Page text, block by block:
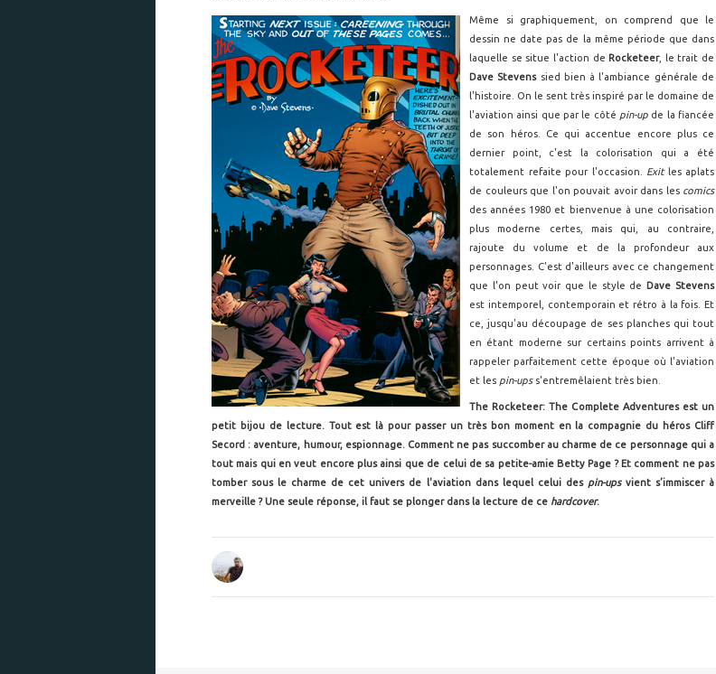
Même si graphiquement, on comprend que le
dessin ne date pas de la même période que dans
laquelle se situe l'action de Rocketeer, le trait de
Dave Stevenssied bien à l'ambiance générale de
l'histoire. On le sent très inspiré par le domaine de
l'aviation ainsi que par le côté pin-up de la fiancée
de son héros. Ce qui accentue encore plus ce
dernier point, c'est la colorisation qui a été
totalement refaite pour l'occasion. Exitles aplats
de couleurs que l'on pouvait avoir dans les comics
des années 1980 et bienvenue à une colorisation
plus moderne certes, mais qui, au contraire,
rajoute du volume et de la profondeur aux
personnages. C'est d'ailleurs avec ce changement
que l'on peut voir que le style de Dave Stevens
est intemporel, contemporain et rétro à la fois. Et
ce, jusqu'au découpage de ses planches qui tout
en étant moderne sur certains points arrivent à
rappeler parfaitement cette époque où l'aviation
et les pin-upss'entremêlaient très bien.
The Rocketeer: The Complete Adventures est un
petit bijou de lecture. Tout est là pour passer un très bon moment en la compagnie du héros Cliff
Secord : aventure, humour, espionnage. Comment ne pas succomber au charme de ce personnage qui a
tout mais qui en veut encore plus ainsi que de celui de sa petite-amie Betty Page ? Et comment ne pas
tomber sous le charme de cet univers de l'aviation dans lequel celui des pin-upsvient s’immiscer à
merveille ? Une seule réponse, il faut se plonger dans la lecture de ce hardcover.